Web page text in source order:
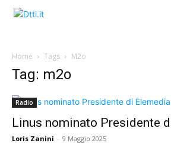
Home Tags M2o
Tag: m2o
Radio
Linus nominato Presidente
Loris Zanini - 9 Maggio 2025